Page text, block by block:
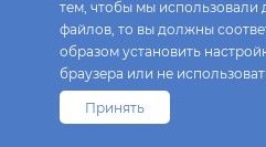
тем, чтобы мы использовали
файлов, то вы должны
образом установить
браузера или не
Принять
Fix Price © 2026. Все права